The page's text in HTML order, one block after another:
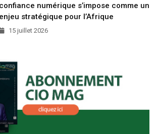
confiance numérique s’impose comme un
enjeu stratégique pour l’Afrique
15 juillet 2026